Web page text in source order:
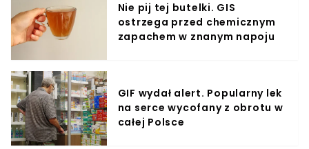
Nie pij tej butelki. GIS
ostrzega przed chemicznym
zapachem w znanym napoju
GIF wydał alert. Popularny lek
na serce wycofany z obrotu w
całej Polsce